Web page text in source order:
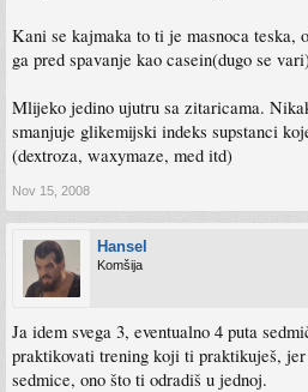
Kani se kajmaka to ti je masnoca teska,
ga pred spavanje kao casein(dugo se
Mlijeko jedino ujutru sa zitaricama.
smanjuje glikemijski indeks supstanci
(dextroza, waxymaze, med itd)
Nov 15, 2008
Hansel
Komšija
Ja idem svega 3, eventualno 4 puta
praktikovati trening koji ti praktikuješ,
sedmice, ono što ti odradiš u jednoj.